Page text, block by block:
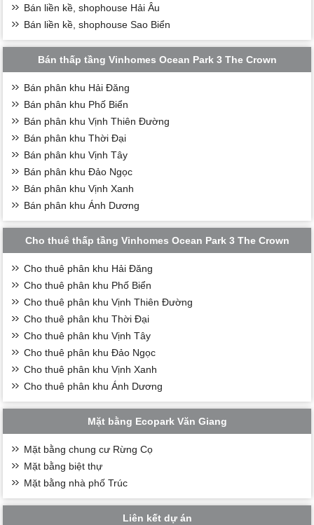
Bán liền kề, shophouse Hải Âu
Bán liền kề, shophouse Sao Biển
Bán thấp tầng Vinhomes Ocean Park 3 The Crown
Bán phân khu Hải Đăng
Bán phân khu Phố Biển
Bán phân khu Vịnh Thiên Đường
Bán phân khu Thời Đại
Bán phân khu Vịnh Tây
Bán phân khu Đảo Ngọc
Bán phân khu Vịnh Xanh
Bán phân khu Ánh Dương
Cho thuê thấp tầng Vinhomes Ocean Park 3 The Crown
Cho thuê phân khu Hải Đăng
Cho thuê phân khu Phố Biển
Cho thuê phân khu Vịnh Thiên Đường
Cho thuê phân khu Thời Đại
Cho thuê phân khu Vịnh Tây
Cho thuê phân khu Đảo Ngọc
Cho thuê phân khu Vịnh Xanh
Cho thuê phân khu Ánh Dương
Mặt bằng Ecopark Văn Giang
Mặt bằng chung cư Rừng Cọ
Mặt bằng biệt thự
Mặt bằng nhà phố Trúc
Liên kết dự án